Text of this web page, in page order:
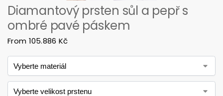
Diamantový prsten sůl a pepř s
ombré pavé páskem
From 105.886 Kč